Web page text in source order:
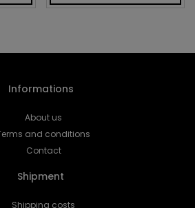
Informations
About us
and conditions
Contact
Shipment
Shipping costs